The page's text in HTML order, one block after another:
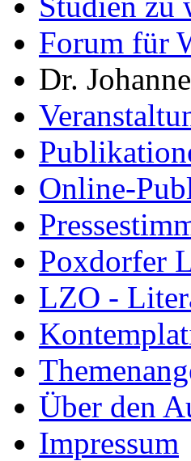
Forum für
Dr.
Online-
Poxdorfer
LZO -
Über den
Impressum